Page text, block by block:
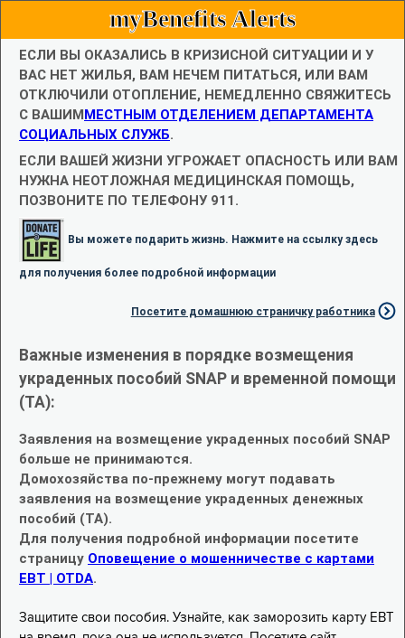
myBenefits Alerts
ЕСЛИ ВЫ ОКАЗАЛИСЬ В КРИЗИСНОЙ СИТУАЦИИ И У
ВАС НЕТ ЖИЛЬЯ, ВАМ НЕЧЕМ ПИТАТЬСЯ, ИЛИ ВАМ
ОТКЛЮЧИЛИ ОТОПЛЕНИЕ, НЕМЕДЛЕННО СВЯЖИТЕСЬ
С ВАШИММЕСТНЫМ ОТДЕЛЕНИЕМ ДЕПАРТАМЕНТА
СОЦИАЛЬНЫХ СЛУЖБ.
ЕСЛИ ВАШЕЙ ЖИЗНИ УГРОЖАЕТ ОПАСНОСТЬ ИЛИ ВАМ
НУЖНА НЕОТЛОЖНАЯ МЕДИЦИНСКАЯ ПОМОЩЬ,
ПОЗВОНИТЕ ПО ТЕЛЕФОНУ 911.
Вы можете подарить жизнь. Нажмите на ссылку здесь
для получения более подробной информации
Посетите домашнюю страничку работника
Важные изменения в порядке возмещения
украденных пособий SNAP и временной помощи
(TA):
Заявления на возмещение украденных пособий SNAP
больше не принимаются.
Домохозяйства по-прежнему могут подавать
заявления на возмещение украденных денежных
пособий (TA).
Для получения подробной информации посетите
страницу Оповещение о мошенничестве с картами
EBT | OTDA.
Защитите свои пособия. Узнайте, как заморозить карту EBT